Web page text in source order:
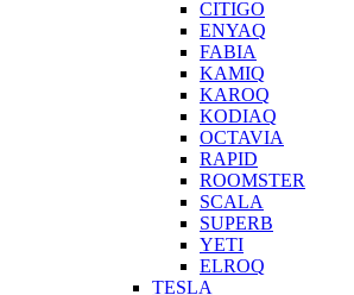
CITIGO
ENYAQ
FABIA
KAMIQ
KAROQ
KODIAQ
OCTAVIA
RAPID
ROOMSTER
SCALA
SUPERB
YETI
ELROQ
TESLA